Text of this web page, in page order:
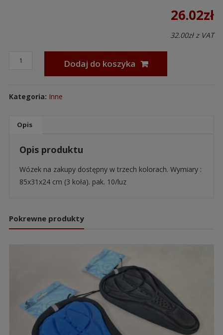
26.02zł
32.00złz VAT
Dodaj do koszyka
Kategoria: Inne
Opis
Opis produktu
Wózek na zakupy dostępny w trzech kolorach. Wymiary :
85x31x24 cm (3 koła). pak. 10/luz
Pokrewne produkty